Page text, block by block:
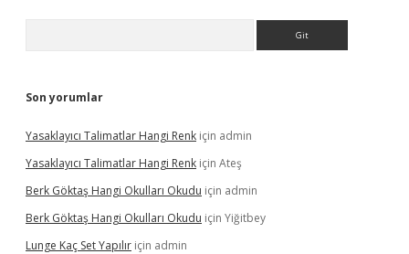
Son yorumlar
Yasaklayıcı Talimatlar Hangi Renk için admin
Yasaklayıcı Talimatlar Hangi Renk için Ateş
Berk Göktaş Hangi Okulları Okudu için admin
Berk Göktaş Hangi Okulları Okudu için Yiğitbey
Lunge Kaç Set Yapılır için admin